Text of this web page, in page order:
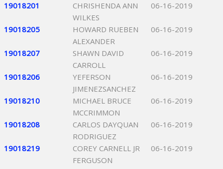
19018201
CHRISHENDA ANN
WILKES
06-16-2019
19018205
HOWARD RUEBEN
ALEXANDER
06-16-2019
19018207
SHAWN DAVID
CARROLL
06-16-2019
19018206
YEFERSON
JIMENEZSANCHEZ
06-16-2019
19018210
MICHAEL BRUCE
MCCRIMMON
06-16-2019
19018208
CARLOS DAYQUAN
RODRIGUEZ
06-16-2019
19018219
COREY CARNELL JR
FERGUSON
06-16-2019